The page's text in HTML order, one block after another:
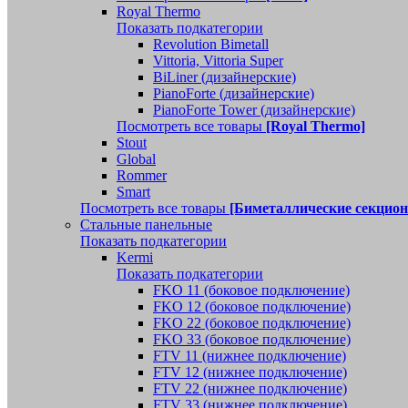
Royal Thermo
Показать подкатегории
Revolution Bimetall
Vittoria, Vittoria Super
BiLiner (дизайнерские)
PianoForte (дизайнерские)
PianoForte Tower (дизайнерские)
Посмотреть все товары [Royal Thermo]
Stout
Global
Rommer
Smart
Посмотреть все товары [Биметаллические
Стальные панельные
Показать подкатегории
Kermi
Показать подкатегории
FKO 11 (боковое подключение)
FKO 12 (боковое подключение)
FKO 22 (боковое подключение)
FKO 33 (боковое подключение)
FTV 11 (нижнее подключение)
FTV 12 (нижнее подключение)
FTV 22 (нижнее подключение)
FTV 33 (нижнее подключение)